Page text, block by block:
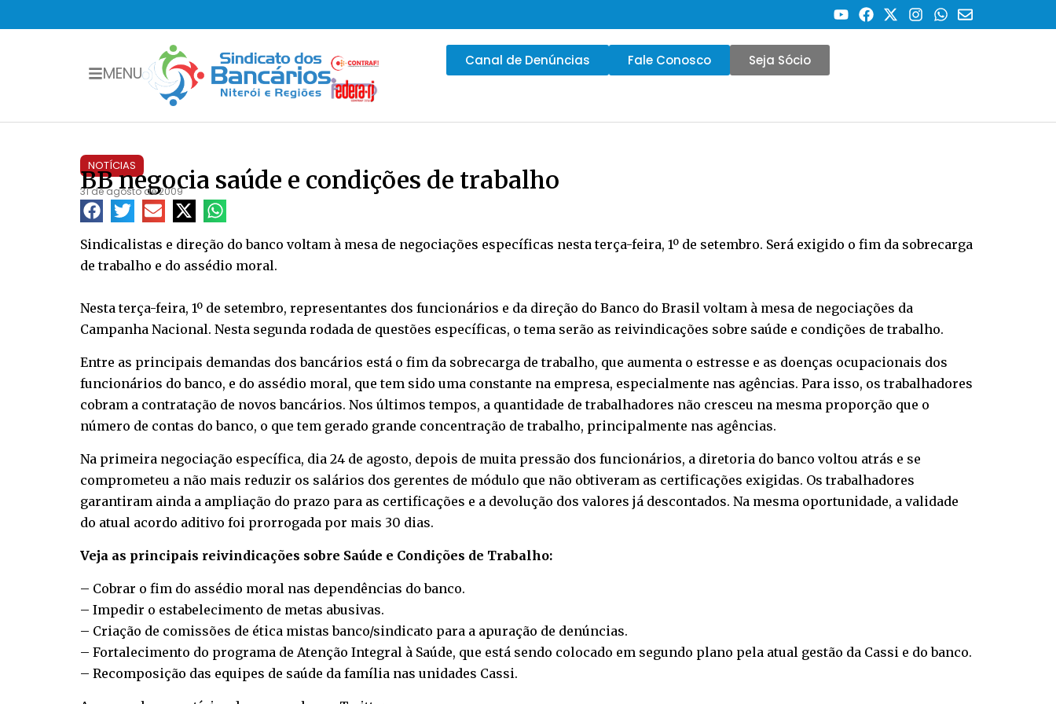
MENU
Canal de Denúncias Fale Conosco Seja Sócio
NOTÍCIAS
BB negocia saúde e condições de trabalho
31 de agosto de 2009
Sindicalistas e direção do banco voltam à mesa de negociações específicas nesta terça-feira, 1º de setembro. Será exigido o fim da sobrecarga
de trabalho e do assédio moral.
Nesta terça-feira, 1º de setembro, representantes dos funcionários e da direção do Banco do Brasil voltam à mesa de negociações da
Campanha Nacional. Nesta segunda rodada de questões específicas, o tema serão as reivindicações sobre saúde e condições de trabalho.
Entre as principais demandas dos bancários está o fim da sobrecarga de trabalho, que aumenta o estresse e as doenças ocupacionais dos
funcionários do banco, e do assédio moral, que tem sido uma constante na empresa, especialmente nas agências. Para isso, os trabalhadores
cobram a contratação de novos bancários. Nos últimos tempos, a quantidade de trabalhadores não cresceu na mesma proporção que o
número de contas do banco, o que tem gerado grande concentração de trabalho, principalmente nas agências.
Na primeira negociação específica, dia 24 de agosto, depois de muita pressão dos funcionários, a diretoria do banco voltou atrás e se
comprometeu a não mais reduzir os salários dos gerentes de módulo que não obtiveram as certificações exigidas. Os trabalhadores
garantiram ainda a ampliação do prazo para as certificações e a devolução dos valores já descontados. Na mesma oportunidade, a validade
do atual acordo aditivo foi prorrogada por mais 30 dias.
Veja as principais reivindicações sobre Saúde e Condições de Trabalho:
– Cobrar o fim do assédio moral nas dependências do banco.
– Impedir o estabelecimento de metas abusivas.
– Criação de comissões de ética mistas banco/sindicato para a apuração de denúncias.
– Fortalecimento do programa de Atenção Integral à Saúde, que está sendo colocado em segundo plano pela atual gestão da Cassi e do banco.
– Recomposição das equipes de saúde da família nas unidades Cassi.